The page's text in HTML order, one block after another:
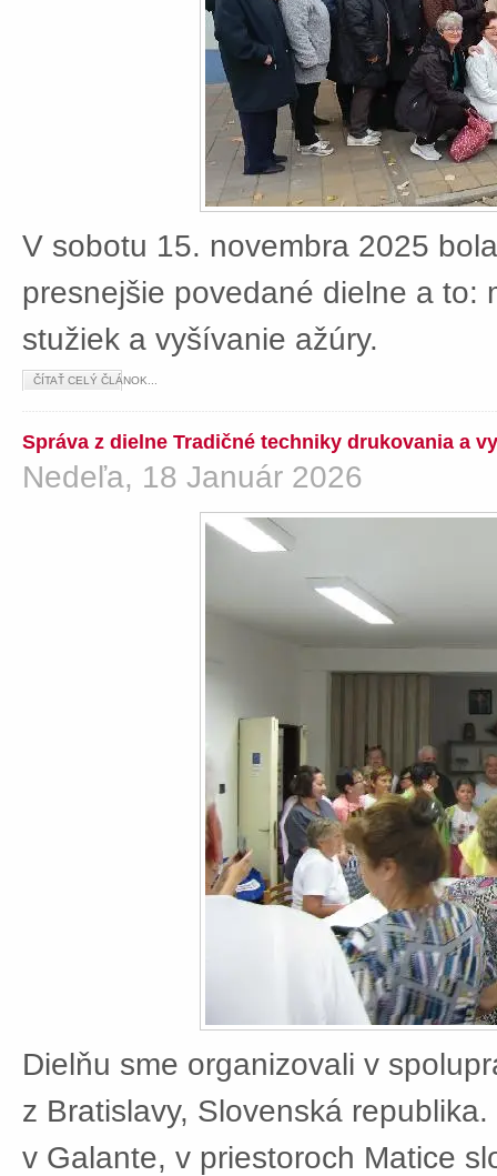
V sobotu 15. novembra 2025
presnejšie povedané dielne a to:
stužiek a vyšívanie ažúry.
ČÍTAŤ CELÝ ČLÁNOK...
Správa z dielne Tradičné techniky drukovania a
Nedeľa, 18 Január 2026
Dielňu sme organizovali v
z Bratislavy, Slovenská
v Galante, v priestoroch Matice